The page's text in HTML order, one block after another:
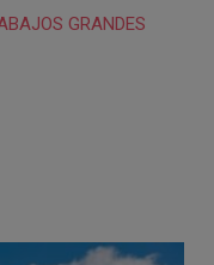
GRANDES